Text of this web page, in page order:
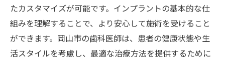
岡山市のインプラント専門医が提供する安
心感
リカバリープロセスと身体への配慮
たカスタマイズが可能です。インプラントの基本的な仕
組みを理解することで、より安心して施術を受けること
ができます。岡山市の歯科医師は、患者の健康状態や生
活スタイルを考慮し、最適な治療方法を提供するために